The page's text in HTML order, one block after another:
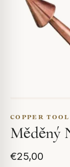
COPPER TOOL
Měděný
€25,00